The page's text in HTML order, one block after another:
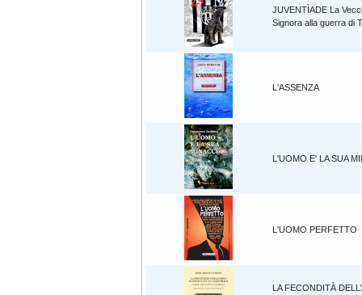
JUVENTÌADE La
Signora alla guerra di
L'ASSENZA
L'UOMO E' LA SUA
L'UOMO PERFETTO
LA FECONDITÀ